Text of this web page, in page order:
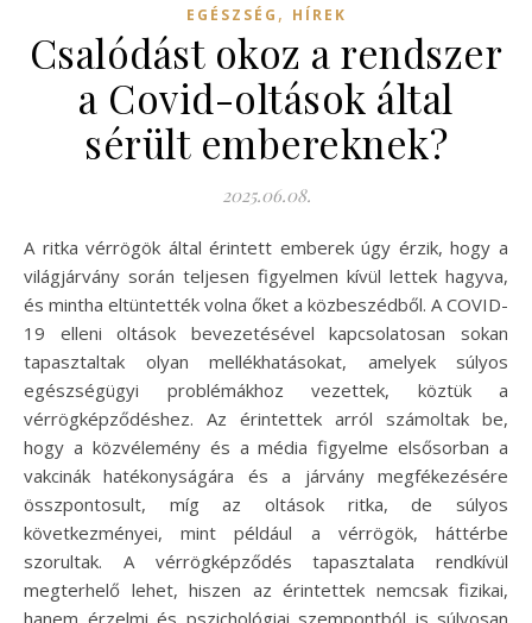
EGÉSZSÉG , HÍREK
Csalódást okoz a rendszer
a Covid-oltások által
sérült embereknek?
2025.06.08.
A ritka vérrögök által érintett emberek úgy érzik, hogy a
világjárvány során teljesen figyelmen kívül lettek hagyva,
és mintha eltüntették volna őket a közbeszédből. A COVID-
19 elleni oltások bevezetésével kapcsolatosan sokan
tapasztaltak olyan mellékhatásokat, amelyek súlyos
egészségügyi problémákhoz vezettek, köztük a
vérrögképződéshez. Az érintettek arról számoltak be,
hogy a közvélemény és a média figyelme elsősorban a
vakcinák hatékonyságára és a járvány megfékezésére
összpontosult, míg az oltások ritka, de súlyos
következményei, mint például a vérrögök, háttérbe
szorultak. A vérrögképződés tapasztalata rendkívül
megterhelő lehet, hiszen az érintettek nemcsak fizikai,